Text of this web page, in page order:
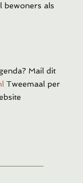
bewoners als
Mail dit
Tweemaal per